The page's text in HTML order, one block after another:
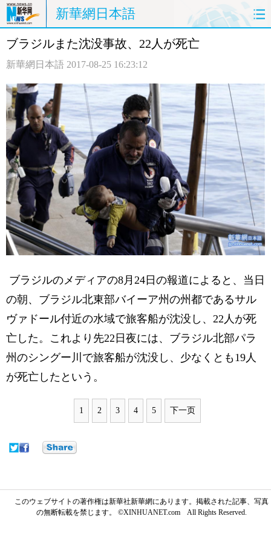
新華網日本語
ホームページ 政治
観光 評論 写真
中日対訳
ブラジルまた沈没事故、22人が死亡
新華網日本語 2017-08-25 16:23:12
ブラジルのメディアの8月24日の報道によると、当日
の朝、ブラジル北東部バイーア州の州都であるサル
ヴァドール付近の水域で旅客船が沈没し、22人が死
亡した。これより先22日夜には、ブラジル北部パラ
州のシングー川で旅客船が沈没し、少なくとも19人
が死亡したという。
1 2 3 4 5 下一页
このウェブサイトの著作権は新華社新華網にあります。掲載された記事、写真
の無断転載を禁じます。 ©XINHUANET.com All Rights Reserved.